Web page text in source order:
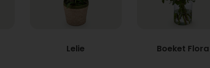
Lelie Boeket Flora